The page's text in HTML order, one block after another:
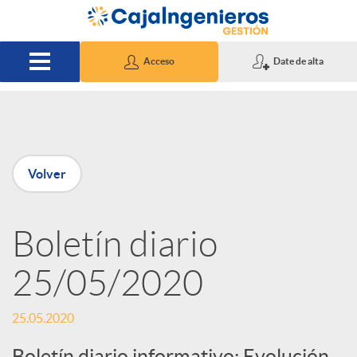
Saltar al contenido principal
Acceso Date de alta
P
u
b
l
Volver
Boletín diario
25/05/2020
25.05.2020